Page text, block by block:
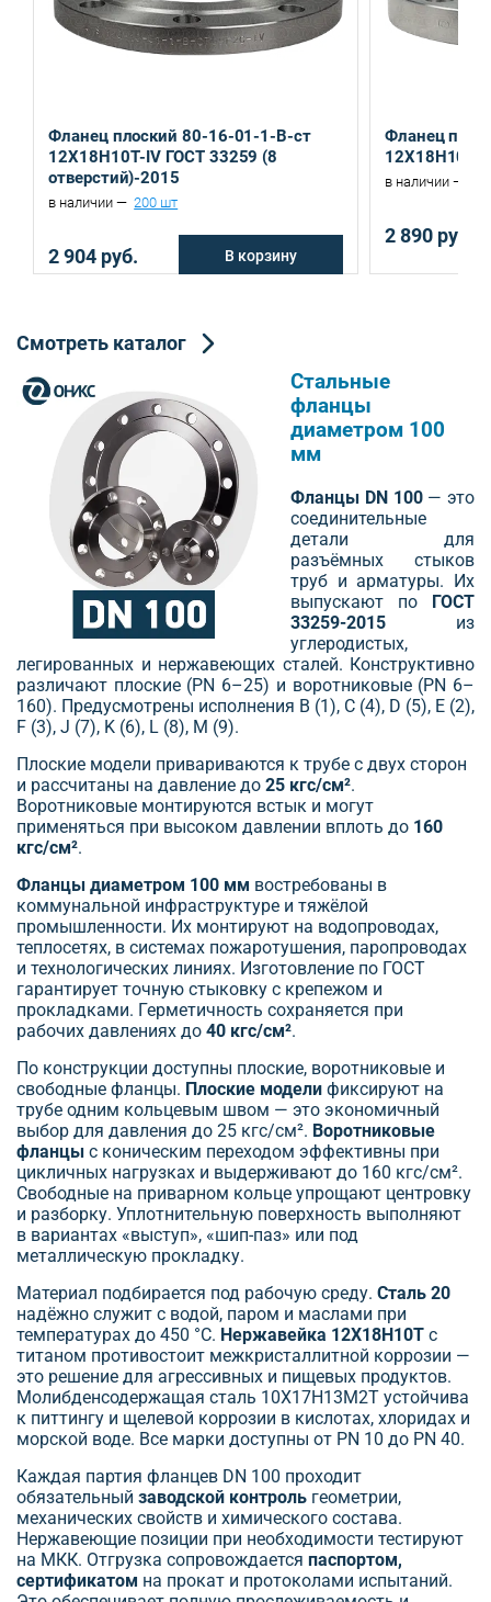
Фланец плоский 80-16-01-1-B-ст
12Х18Н10Т-IV ГОСТ 33259 (8
отверстий)-2015
в наличии — 200 шт
2 904 руб. В корзину
Фланец
12Х18Н10Т-
в наличии —
2 890 руб.
Смотреть каталог
Стальные
фланцы
диаметром 100
мм
Фланцы DN 100— это
соединительные
детали для
разъёмных стыков
труб и арматуры. Их
выпускают по ГОСТ
33259-2015 из
углеродистых,
легированных и нержавеющих сталей. Конструктивно
различают плоские (PN 6–25) и воротниковые (PN 6–
160). Предусмотрены исполнения B (1), C (4), D (5), E (2),
F (3), J (7), K (6), L (8), M (9).
Плоские модели привариваются к трубе с двух сторон
и рассчитаны на давление до 25 кгс/см².
Воротниковые монтируются встык и могут
применяться при высоком давлении вплоть до 160
кгс/см².
Фланцы диаметром 100 мм востребованы в
коммунальной инфраструктуре и тяжёлой
промышленности. Их монтируют на водопроводах,
теплосетях, в системах пожаротушения, паропроводах
и технологических линиях. Изготовление по ГОСТ
гарантирует точную стыковку с крепежом и
прокладками. Герметичность сохраняется при
рабочих давлениях до 40 кгс/см².
По конструкции доступны плоские, воротниковые и
свободные фланцы. Плоские модели фиксируют на
трубе одним кольцевым швом — это экономичный
выбор для давления до 25 кгс/см². Воротниковые
фланцы с коническим переходом эффективны при
цикличных нагрузках и выдерживают до 160 кгс/см².
Свободные на приварном кольце упрощают центровку
и разборку. Уплотнительную поверхность выполняют
в вариантах «выступ», «шип-паз» или под
металлическую прокладку.
Материал подбирается под рабочую среду. Сталь 20
надёжно служит с водой, паром и маслами при
температурах до 450 °C. Нержавейка 12Х18Н10Т с
титаном противостоит межкристаллитной коррозии —
это решение для агрессивных и пищевых продуктов.
Молибденсодержащая сталь 10Х17Н13М2Т устойчива
к питтингу и щелевой коррозии в кислотах, хлоридах и
морской воде. Все марки доступны от PN 10 до PN 40.
Каждая партия фланцев DN 100 проходит
обязательный заводской контроль геометрии,
механических свойств и химического состава.
Нержавеющие позиции при необходимости тестируют
на МКК. Отгрузка сопровождается паспортом,
сертификатом на прокат и протоколами испытаний.